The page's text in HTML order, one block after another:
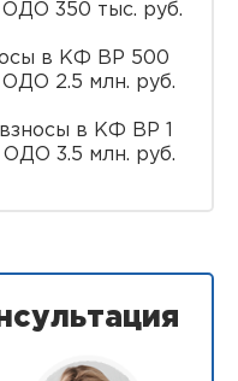
350 тыс. руб.
в КФ ВР 500
2.5 млн. руб.
в КФ ВР 1
3.5 млн. руб.